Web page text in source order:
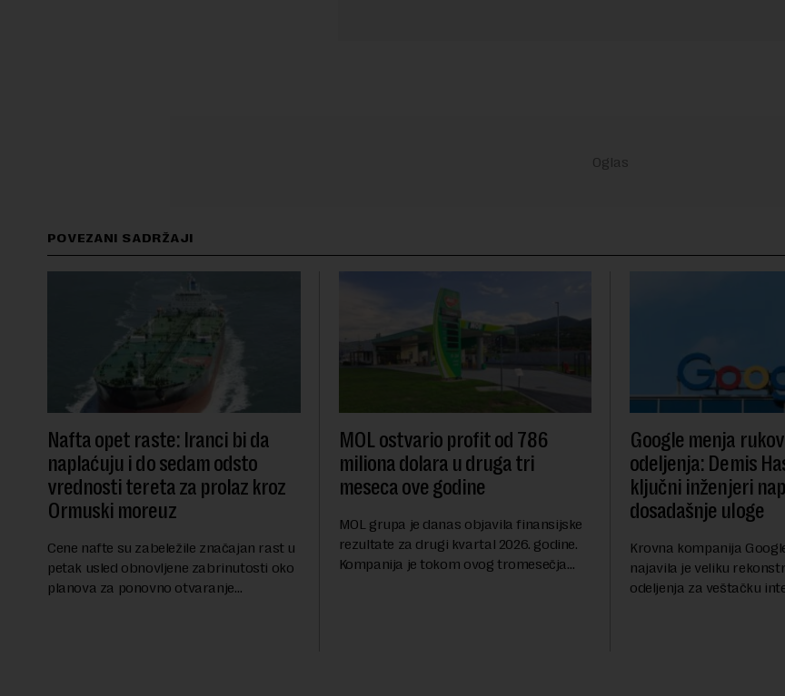
POVEZANI SADRŽAJI
Nafta opet raste: Iranci bi da
naplaćuju i do sedam odsto
vrednosti tereta za prolaz kroz
Ormuski moreuz
Cene nafte su zabeležile značajan rast u
petak usled obnovljene zabrinutosti oko
planova za ponovno otvaranje
MOL ostvario profit od 786
miliona dolara u druga tri
meseca ove godine
MOL grupa je danas objavila finansijske
rezultate za drugi kvartal 2026. godine.
Kompanija je tokom ovog tromesečja
Google menja
odeljenja: Demis
ključni inženjeri
dosadašnje uloge
Krovna kompanija
najavila je veliku
odeljenja za veštačku